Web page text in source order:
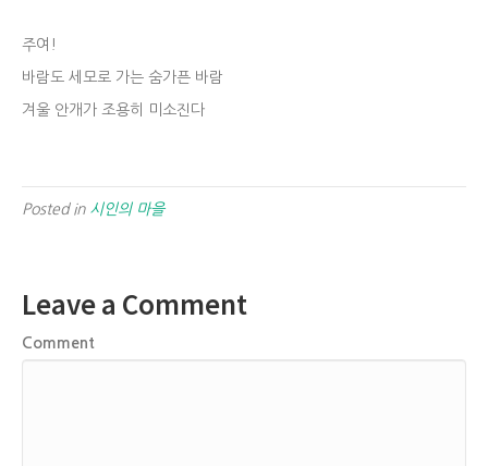
주여!
바람도 세모로 가는 숨가픈 바람
겨울 안개가 조용히 미소진다
Posted in 시인의 마을
Leave a Comment
Comment